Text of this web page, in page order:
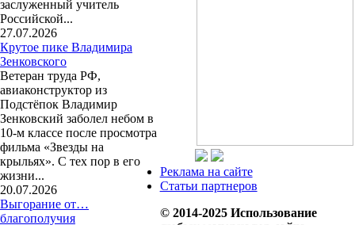
заслуженный учитель
Российской...
27.07.2026
Крутое пике Владимира
Зенковского
Ветеран труда РФ,
авиаконструктор из
Подстёпок Владимир
Зенковский заболел небом в
10-м классе после просмотра
фильма «Звезды на
крыльях». С тех пор в его
жизни...
20.07.2026
Выгорание от…
благополучия
Реклама на сайте
Статьи партнеров
© 2014-2025 Использование